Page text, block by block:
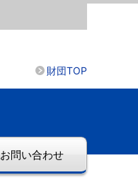
財団TOP
お問い合わせ